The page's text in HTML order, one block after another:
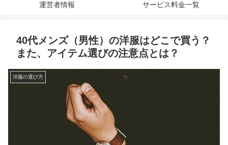
運営者情報 サービス料金一覧
40代メンズ（男性）の洋服はどこで買う？
また、アイテム選びの注意点とは？
洋服の選び方